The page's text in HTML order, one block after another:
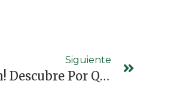
Siguiente
¡Nuestros Clientes Nos Recomiendan! Descubre Por Qué Somos Su Elección.